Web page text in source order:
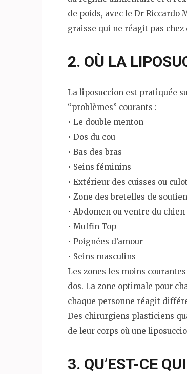
de poids, avec le Dr Riccardo
graisse qui ne réagit pas
2. OÙ LA
La liposuccion est pratiquée
“problèmes” courants :
• Le double menton
• Dos du cou
• Bas des bras
• Seins féminins
• Extérieur des cuisses ou
• Zone des bretelles de
• Abdomen ou ventre du chien
• Muffin Top
• Poignées d’amour
• Seins masculins
Les zones les moins
dos. La zone optimale pour
chaque personne réagit
Des chirurgiens plasticiens
de leur corps où une
3. QU’EST-CE